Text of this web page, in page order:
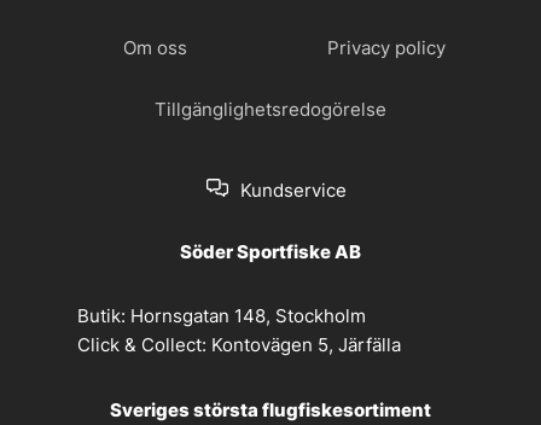
Om oss Privacy policy
Tillgänglighetsredogörelse
Kundservice
Söder Sportfiske AB
Butik: Hornsgatan 148, Stockholm
Click & Collect: Kontovägen 5, Järfälla
Sveriges största flugfiskesortiment